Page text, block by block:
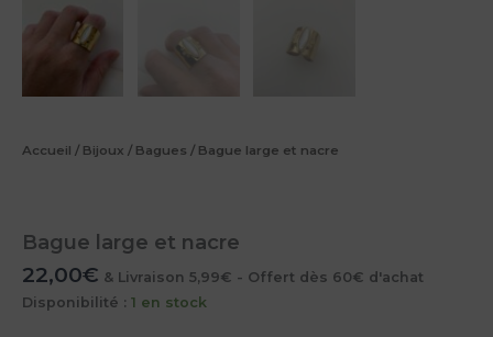
Accueil / Bijoux / Bagues / Bague large et nacre
Bague large et nacre
22,00€ & Livraison 5,99€ - Offert dès 60€ d'achat
Disponibilité : 1 en stock